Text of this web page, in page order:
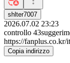
shlter7007
2026.07.02 23:23
controllo 43
https://
Copia indirizzo